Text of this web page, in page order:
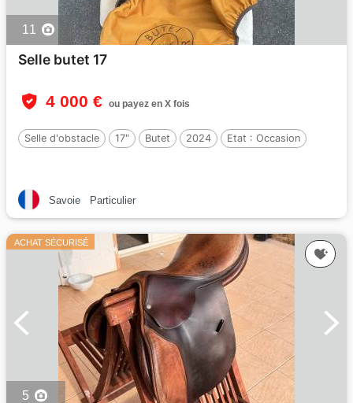
11
Selle butet 17
4 000 € ou payez en X fois
Selle d'obstacle 17" Butet 2024 Etat : Occasion
Savoie Particulier
ACHAT SÉCURISÉ
5